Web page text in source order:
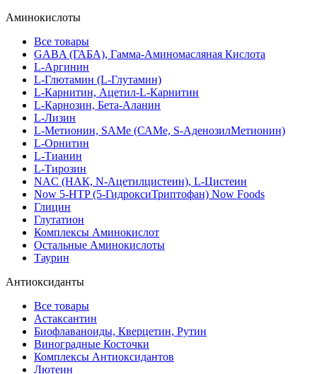
Аминокислоты
Все товары
GABA (ГАБА), Гамма-Аминомасляная Кислота
L-Аргинин
L-Глютамин (L-Глутамин)
L-Карнитин, Ацетил-L-Карнитин
L-Карнозин, Бета-Аланин
L-Лизин
L-Метионин, SAMe (САМе, S-АденозилМетионин)
L-Орнитин
L-Тианин
L-Тирозин
NAC (НАК, N-Ацетилцистеин), L-Цистеин
Now 5-HTP (5-ГидроксиТриптофан) Now Foods
Глицин
Глутатион
Комплексы Аминокислот
Остальные Аминокислоты
Таурин
Антиоксиданты
Все товары
Астаксантин
Биофлаваноиды, Кверцетин, Рутин
Виноградные Косточки
Комплексы Антиоксидантов
Лютеин